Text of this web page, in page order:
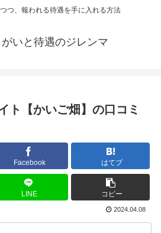
つ、報われる待遇を手に入れる方法
いと待遇のジレンマ
ト【かいご畑】の口コミ
Facebook はてブ
LINE コピー
2024.04.08